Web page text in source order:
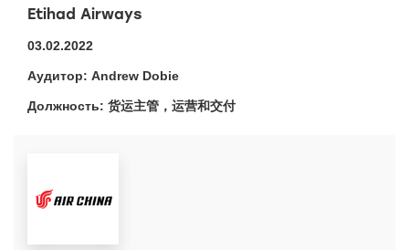
Etihad Airways
03.02.2022
Andrew Dobie
货运主管，运营和交付